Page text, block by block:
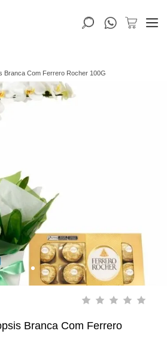
Branca Com Ferrero Rocher 100G
Branca Com Ferrero